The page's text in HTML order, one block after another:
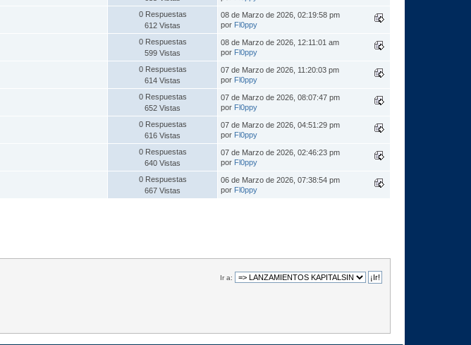
0 Respuestas
612 Vistas
08 de Marzo de 2026, 02:19:58 pm
por Fl0ppy
0 Respuestas
599 Vistas
08 de Marzo de 2026, 12:11:01 am
por Fl0ppy
0 Respuestas
614 Vistas
07 de Marzo de 2026, 11:20:03 pm
por Fl0ppy
0 Respuestas
652 Vistas
07 de Marzo de 2026, 08:07:47 pm
por Fl0ppy
0 Respuestas
616 Vistas
07 de Marzo de 2026, 04:51:29 pm
por Fl0ppy
0 Respuestas
640 Vistas
07 de Marzo de 2026, 02:46:23 pm
por Fl0ppy
0 Respuestas
667 Vistas
06 de Marzo de 2026, 07:38:54 pm
por Fl0ppy
Ir a: